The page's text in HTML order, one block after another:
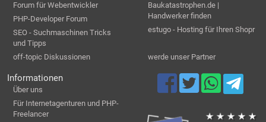
Forum für Webentwickler
PHP-Developer Forum
SEO - Suchmaschinen Tricks
und Tipps
off-topic Diskussionen
Baukatastrophen.de |
Handwerker finden
estugo - Hosting für Ihren Shopr
werde unser Partner
Informationen
Über uns
Für Internetagenturen und PHP-
Freelancer